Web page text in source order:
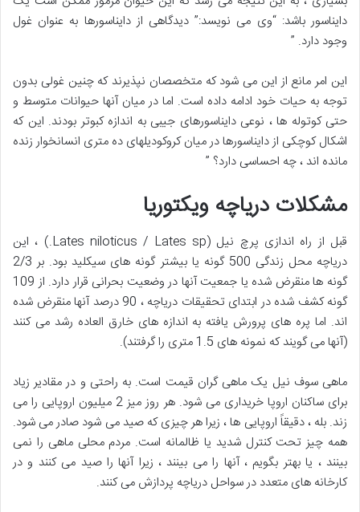
دایناسور باشد: “وی می نویسد:” دیدگاهی از دایناسورها به عنوان غول
وجود دارد. ”
این امر مانع از این می شود که متخصصان نپذیرند که چنین غولی بدون
توجه به حیات خود ادامه داده است. اما در میان آنها حیوانات متوسط ​​و
حتی کوتوله ها ، نوعی دایناسورهای جیبی به اندازه کبوتر بودند. این که
اشکال کوچکی از دایناسورها در میان کروکودیلهای ده متری انسانخوار زنده
مانده اند ، چه احساسی دارد؟ ”
مشکلات دریاچه ویکتوریا
قبل از راه اندازی پرچ نیل (Lates niloticus / Lates sp.) ، این
دریاچه محل زندگی 500 گونه یا بیشتر گونه های سیکلید بود. بر 2/3
گونه ها منقرض شده یا جمعیت آنها در وضعیت بحرانی قرار دارد. از 109
گونه کشف شده در ابتدای تحقیقات دریاچه ، 90 درصد آنها منقرض شده
اند. اما پره های پرورش یافته به اندازه های خارق العاده رشد می کنند
(آنها می گویند که نمونه های 1.5 متری را گرفتند).
ماهی سوف نیل یک ماهی گران قیمت است. به راحتی و در مقادیر زیاد
برای ساکنان اروپا خریداری می شود. هر روز میز 2 میلیون اروپایی را می
زند. بله ، دقیقاً اروپایی ها ، زیرا هر چیزی که صید می شود صادر می شود.
همه چیز تحت کنترل شدید یا ظالمانه است. مردم محلی ماهی را نمی
بینند ، یا بهتر بگویم ، آنها را می بینند ، زیرا آنها را صید می کنند و در
کارخانه های متعدد در سواحل دریاچه پردازش می کنند.